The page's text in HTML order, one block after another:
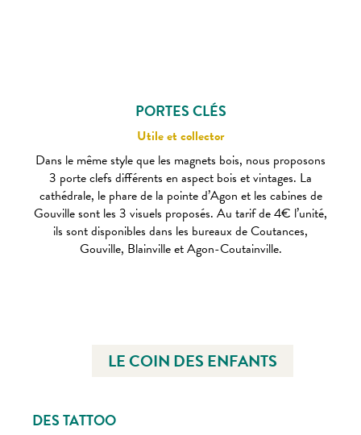
PORTES CLÉS
Utile et collector
Dans le même style que les magnets bois, nous proposons
3 porte clefs différents en aspect bois et vintages. La
cathédrale, le phare de la pointe d’Agon et les cabines de
Gouville sont les 3 visuels proposés. Au tarif de 4€ l’unité,
ils sont disponibles dans les bureaux de Coutances,
Gouville, Blainville et Agon-Coutainville.
LE COIN DES ENFANTS
DES TATTOO